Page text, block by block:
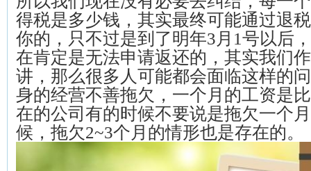
得税是多少钱，其实最终可能通过退
你的，只不过是到了明年3月1号以后
在肯定是无法申请返还的，其实我们
讲，那么很多人可能都会面临这样的
身的经营不善拖欠，一个月的工资是
在的公司有的时候不要说是拖欠一个
候，拖欠2~3个月的情形也是存在的。